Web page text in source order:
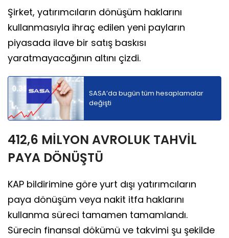
Şirket, yatırımcıların dönüşüm haklarını
kullanmasıyla ihraç edilen yeni payların
piyasada ilave bir satış baskısı
yaratmayacağının altını çizdi.
SASA’da bugün tüm hesaplamalar
değişti
412,6 MİLYON AVROLUK TAHVİL
PAYA DÖNÜŞTÜ
KAP bildirimine göre yurt dışı yatırımcıların
paya dönüşüm veya nakit itfa haklarını
kullanma süreci tamamen tamamlandı.
Sürecin finansal dökümü ve takvimi şu şekilde